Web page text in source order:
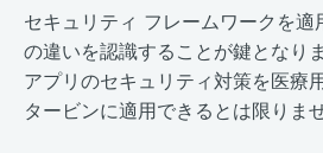
セキュリティ フレームワークを適
の違いを認識することが鍵となり
アプリのセキュリティ対策を医療
タービンに適用できるとは限りませ